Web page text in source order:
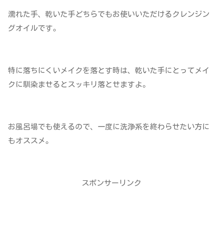
濡れた手、乾いた手どちらでもお使いいただけるクレンジン
グオイルです。
特に落ちにくいメイクを落とす時は、乾いた手にとってメイ
クに馴染ませるとスッキリ落とせますよ。
お風呂場でも使えるので、一度に洗浄系を終わらせたい方に
もオススメ。
スポンサーリンク